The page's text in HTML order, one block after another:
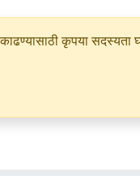
कृपया सदस्यता